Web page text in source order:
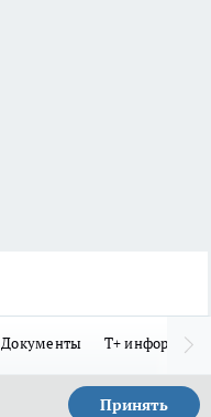
Документы Т+
Принять